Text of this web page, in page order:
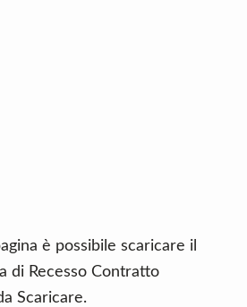
è possibile scaricare il
di Recesso Contratto
Scaricare.